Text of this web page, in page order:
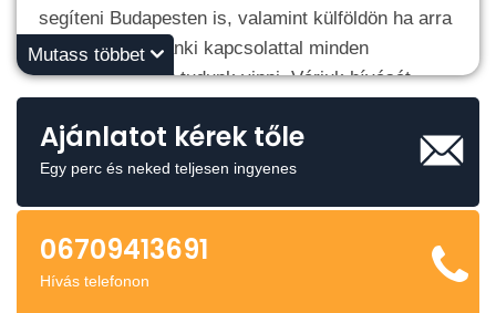
segíteni Budapesten is, valamint külföldön ha arra
van igény. 19 banki kapcsolattal minden
folyamatot végig tudunk vinni. Várjuk hívását
Mutass többet
Ajánlatot kérek tőle
Egy perc és neked teljesen ingyenes
06709413691
Hívás telefonon